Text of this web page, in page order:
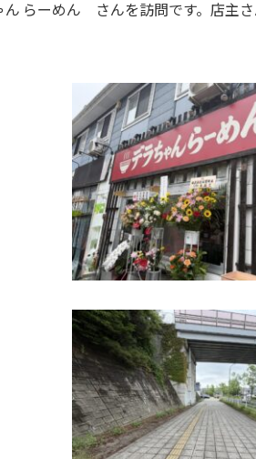
らーめん さんを訪問です。店主